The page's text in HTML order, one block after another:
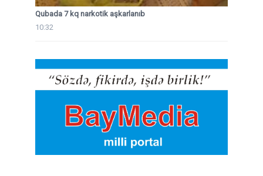
Qubada 7 kq narkotik aşkarlanıb
10:32